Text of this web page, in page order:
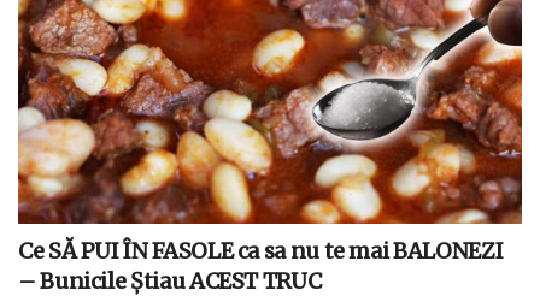
Ce SĂ PUI ÎN FASOLE ca sa nu te mai BALONEZI
– Bunicile Știau ACEST TRUC